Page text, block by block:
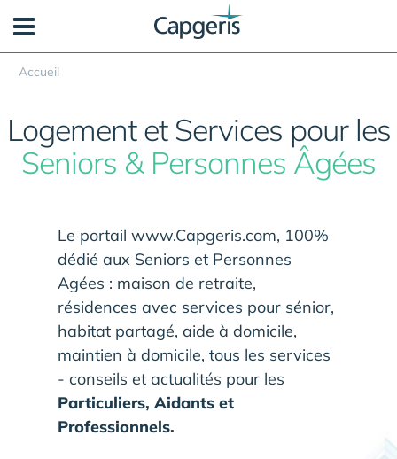
Accueil
Logement et Services pour les
Seniors & Personnes Âgées
Le portail www.Capgeris.com, 100%
dédié aux Seniors et Personnes
Agées : maison de retraite,
résidences avec services pour sénior,
habitat partagé, aide à domicile,
maintien à domicile, tous les services
- conseils et actualités pour les
Particuliers, Aidants et
Professionnels.